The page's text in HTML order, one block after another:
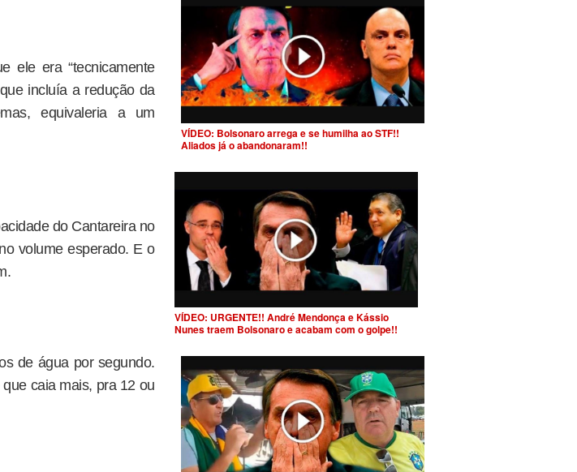
ele era “tecnicamente
incluía a redução da
equivaleria a um
do Cantareira no
volume esperado. E o
de água por segundo.
caia mais, pra 12 ou
VÍDEO: Bolsonaro arrega e se humilha ao STF!!
Aliados já o abandonaram!!
VÍDEO: URGENTE!! André Mendonça e Kássio
Nunes traem Bolsonaro e acabam com o golpe!!